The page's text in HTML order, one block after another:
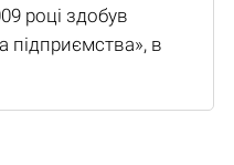
році здобув
підприємства», в